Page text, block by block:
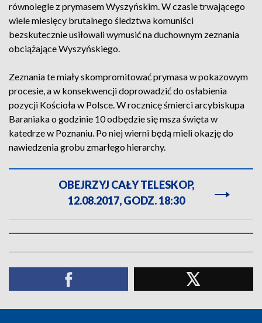
równolegle z prymasem Wyszyńskim. W czasie trwającego
wiele miesięcy brutalnego śledztwa komuniści
bezskutecznie usiłowali wymusić na duchownym zeznania
obciążające Wyszyńskiego.
Zeznania te miały skompromitować prymasa w pokazowym
procesie, a w konsekwencji doprowadzić do osłabienia
pozycji Kościoła w Polsce. W rocznicę śmierci arcybiskupa
Baraniaka o godzinie 10 odbędzie się msza święta w
katedrze w Poznaniu. Po niej wierni będą mieli okazję do
nawiedzenia grobu zmarłego hierarchy.
OBEJRZYJ CAŁY TELESKOP,
12.08.2017, GODZ. 18:30